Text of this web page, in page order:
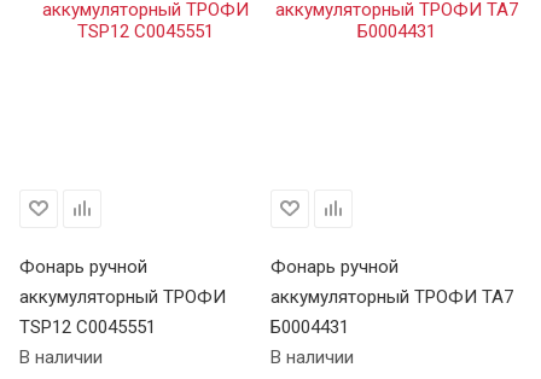
Фонарь ручной
аккумуляторный ТРОФИ
TSP12 C0045551
В наличии
Фонарь ручной
аккумуляторный ТРОФИ TA7
Б0004431
В наличии